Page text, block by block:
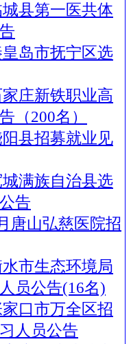
县第一医共体
皇岛市抚宁区选
庄新铁职业高
（200名）
阳县招募就业见
城满族自治县选
告
唐山弘慈医院招
市生态环境局
员公告(16名)
口市万全区招
人员公告